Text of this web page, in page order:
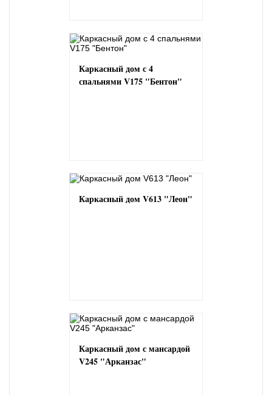
Каркасный дом с 4
спальнями V175 "Бентон"
Каркасный дом V613 "Леон"
Каркасный дом с мансардой
V245 "Арканзас"